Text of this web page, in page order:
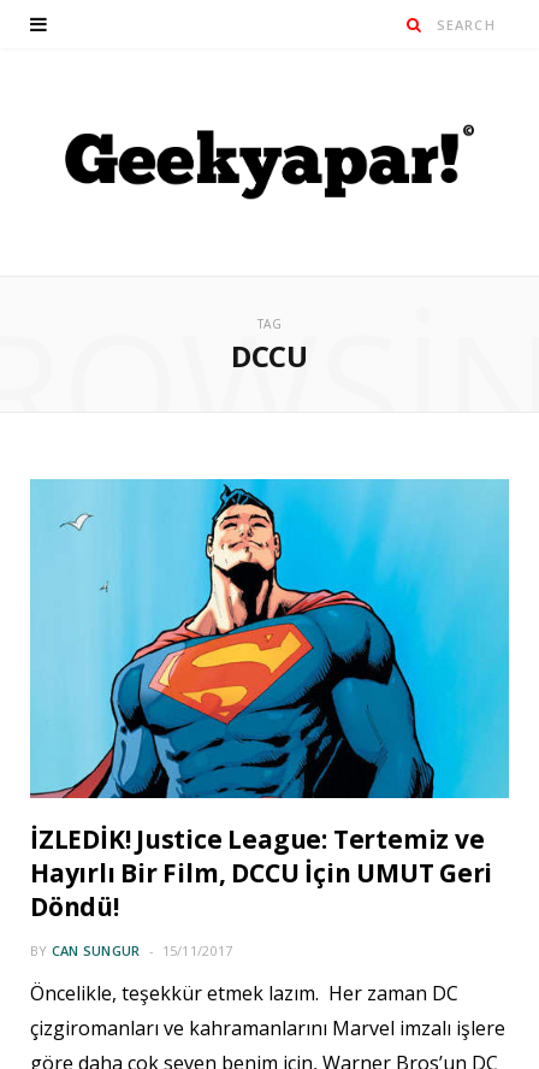
TAG
DCCU
İZLEDİK! Justice League: Tertemiz ve
Hayırlı Bir Film, DCCU İçin UMUT Geri
Döndü!
BY CAN SUNGUR 15/11/2017
Öncelikle, teşekkür etmek lazım. Her zaman DC
çizgiromanları ve kahramanlarını Marvel imzalı işlere
göre daha çok seven benim için, Warner Bros’un DC